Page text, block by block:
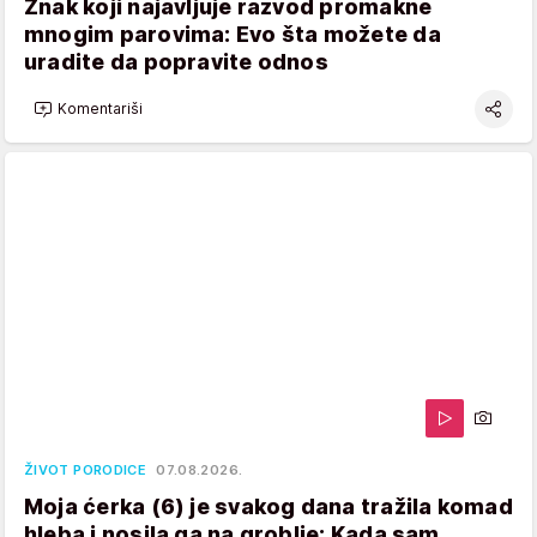
Znak koji najavljuje razvod promakne
mnogim parovima: Evo šta možete da
uradite da popravite odnos
Komentariši
ŽIVOT PORODICE 07.08.2026.
Moja ćerka (6) je svakog dana tražila komad